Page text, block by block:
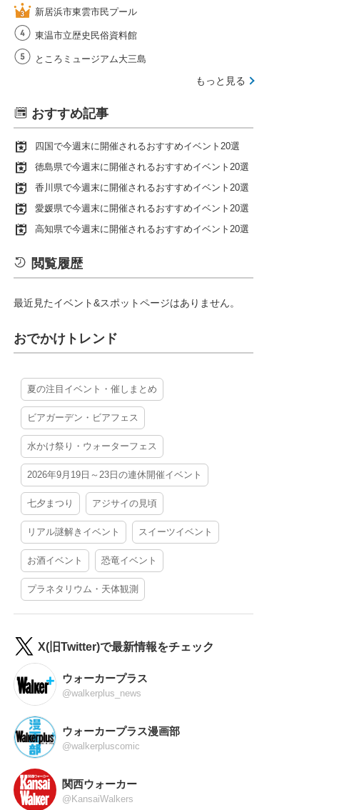
新居浜市東雲市民プール
東温市立歴史民俗資料館
ところミュージアム大三島
もっと見る
おすすめ記事
四国で今週末に開催されるおすすめイベント20選
徳島県で今週末に開催されるおすすめイベント20選
香川県で今週末に開催されるおすすめイベント20選
愛媛県で今週末に開催されるおすすめイベント20選
高知県で今週末に開催されるおすすめイベント20選
閲覧履歴
最近見たイベント&スポットページはありません。
おでかけトレンド
夏の注目イベント・催しまとめ
ビアガーデン・ビアフェス
水かけ祭り・ウォーターフェス
2026年9月19日～23日の連休開催イベント
七夕まつり アジサイの見頃
リアル謎解きイベント スイーツイベント
お酒イベント 恐竜イベント
プラネタリウム・天体観測
X(旧Twitter)で最新情報をチェック
ウォーカープラス
@walkerplus_news
ウォーカープラス漫画部
@walkerpluscomic
関西ウォーカー
@KansaiWalkers